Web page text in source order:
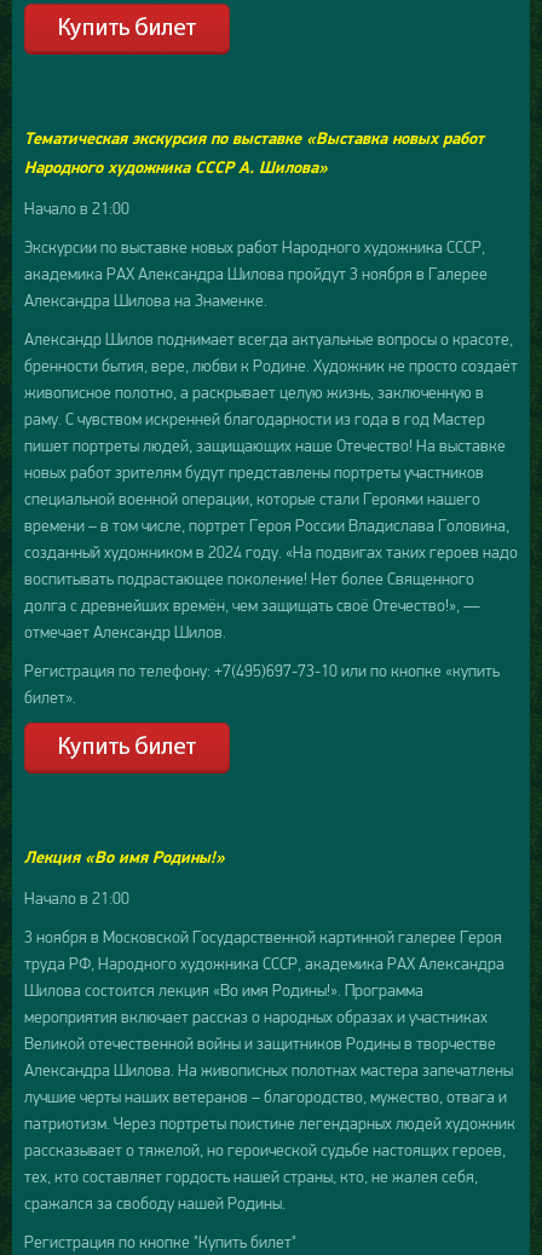
Тематическая экскурсия по выставке «Выставка новых работ
Народного художника СССР А. Шилова»
Начало в 21:00
Экскурсии по выставке новых работ Народного художника СССР,
академика РАХ Александра Шилова пройдут 3 ноября в Галерее
Александра Шилова на Знаменке.
Александр Шилов поднимает всегда актуальные вопросы о красоте,
бренности бытия, вере, любви к Родине. Художник не просто создаёт
живописное полотно, а раскрывает целую жизнь, заключенную в
раму. С чувством искренней благодарности из года в год Мастер
пишет портреты людей, защищающих наше Отечество! На выставке
новых работ зрителям будут представлены портреты участников
специальной военной операции, которые стали Героями нашего
времени – в том числе, портрет Героя России Владислава Головина,
созданный художником в 2024 году. «На подвигах таких героев надо
воспитывать подрастающее поколение! Нет более Священного
долга с древнейших времён, чем защищать своё Отечество!», —
отмечает Александр Шилов.
Регистрация по телефону: +7(495)697-73-10 или по кнопке «купить
билет».
Лекция «Во имя Родины!»
Начало в 21:00
3 ноября в Московской Государственной картинной галерее Героя
труда РФ, Народного художника СССР, академика РАХ Александра
Шилова состоится лекция «Во имя Родины!». Программа
мероприятия включает рассказ о народных образах и участниках
Великой отечественной войны и защитников Родины в творчестве
Александра Шилова. На живописных полотнах мастера запечатлены
лучшие черты наших ветеранов – благородство, мужество, отвага и
патриотизм. Через портреты поистине легендарных людей художник
рассказывает о тяжелой, но героической судьбе настоящих героев,
тех, кто составляет гордость нашей страны, кто, не жалея себя,
сражался за свободу нашей Родины.
Регистрация по кнопке "Купить билет"